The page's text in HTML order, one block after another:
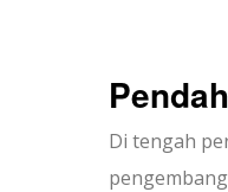
Di tengah